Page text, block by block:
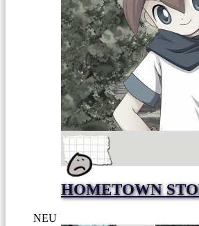
HOMETOWN
NEU